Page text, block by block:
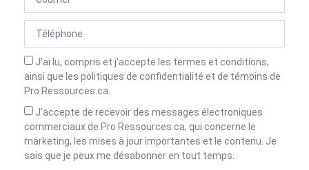
J'ai lu, compris et j'accepte les termes et conditions,
ainsi que les politiques de confidentialité et de témoins de
Pro Ressources.ca.
J'accepte de recevoir des messages électroniques
commerciaux de Pro Ressources.ca, qui concerne le
marketing, les mises à jour importantes et le contenu. Je
sais que je peux me désabonner en tout temps.